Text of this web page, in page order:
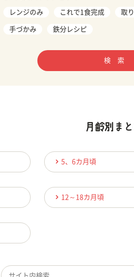
レンジのみ これで1食完成 取
手づかみ 鉄分レシピ
検 索
5、6カ月頃
12～18カ月頃